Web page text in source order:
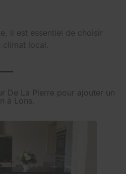
il est essentiel de choisir
local.
De La Pierre pour ajouter un
à Lons.